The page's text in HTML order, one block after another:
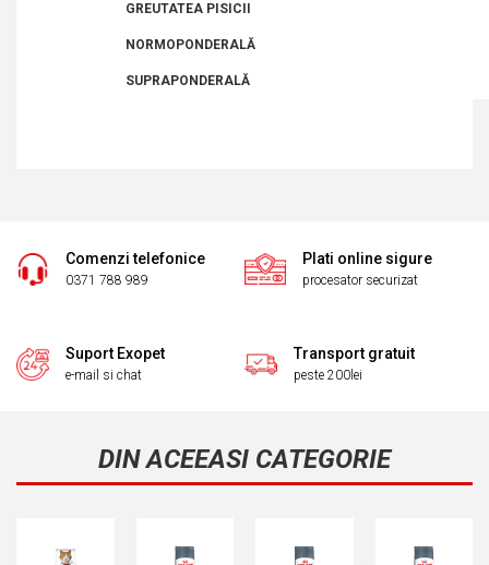
GREUTATEA PISICII
NORMOPONDERALĂ
SUPRAPONDERALĂ
Comenzi telefonice
0371 788 989
Plati online sigure
procesator securizat
Suport Exopet
e-mail si chat
Transport gratuit
peste 200lei
DIN ACEEASI CATEGORIE